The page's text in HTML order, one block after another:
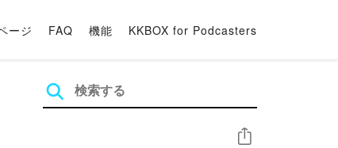
ージ FAQ 機能 KKBOX for Podcasters
シェア